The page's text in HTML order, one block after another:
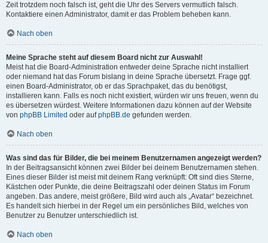
Zeit trotzdem noch falsch ist, geht die Uhr des Servers vermutlich falsch.
Kontaktiere einen Administrator, damit er das Problem beheben kann.
Nach oben
Meine Sprache steht auf diesem Board nicht zur Auswahl!
Meist hat die Board-Administration entweder deine Sprache nicht installiert
oder niemand hat das Forum bislang in deine Sprache übersetzt. Frage ggf.
einen Board-Administrator, ob er das Sprachpaket, das du benötigst,
installieren kann. Falls es noch nicht existiert, würden wir uns freuen, wenn du
es übersetzen würdest. Weitere Informationen dazu können auf der Website
von phpBB Limited oder aufphpBB.de gefunden werden.
Nach oben
Was sind das für Bilder, die bei meinem Benutzernamen angezeigt werden?
In der Beitragsansicht können zwei Bilder bei deinem Benutzernamen stehen.
Eines dieser Bilder ist meist mit deinem Rang verknüpft: Oft sind dies Sterne,
Kästchen oder Punkte, die deine Beitragszahl oder deinen Status im Forum
angeben. Das andere, meist größere, Bild wird auch als „Avatar“ bezeichnet.
Es handelt sich hierbei in der Regel um ein persönliches Bild, welches von
Benutzer zu Benutzer unterschiedlich ist.
Nach oben